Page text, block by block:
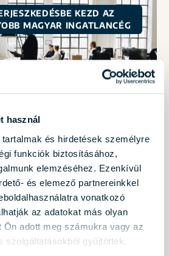
használ
és hirdetések személyre
funkciók biztosításához,
elemzéséhez. Ezenkívül
és elemező partnereinkkel
vonatkozó
az adatokat más olyan
Ön adott meg számukra vagy az
szolgáltatásokból gyűjtöttek.
KEZD AZ
MAGYAR INGATLANCÉG
KÉSZÜL
A VILÁG EGYIK